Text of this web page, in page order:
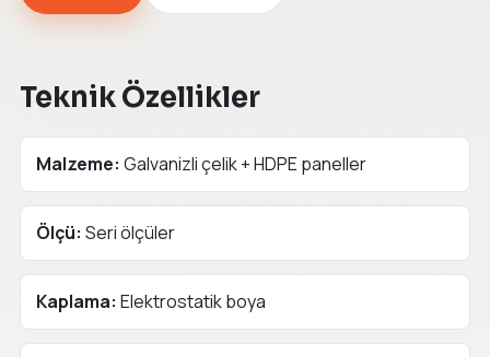
Teknik Özellikler
Malzeme: Galvanizli çelik + HDPE paneller
Ölçü: Seri ölçüler
Kaplama: Elektrostatik boya